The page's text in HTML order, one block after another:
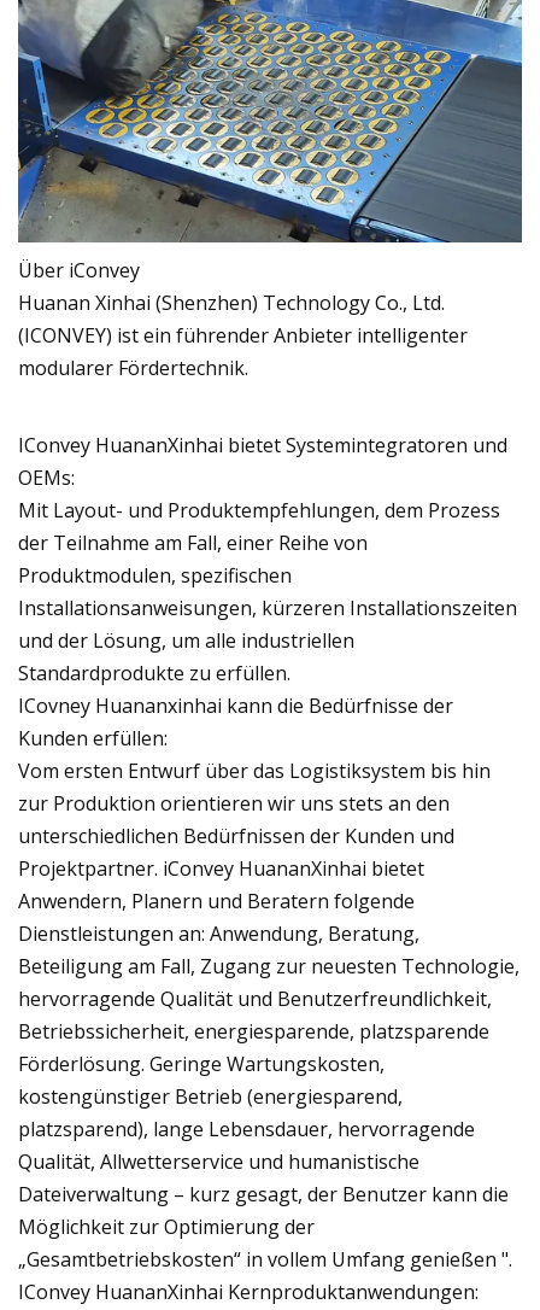
Über iConvey
Huanan Xinhai (Shenzhen) Technology Co., Ltd.
(ICONVEY) ist ein führender Anbieter intelligenter
modularer Fördertechnik.
IConvey HuananXinhai bietet Systemintegratoren und
OEMs:
Mit Layout- und Produktempfehlungen, dem Prozess
der Teilnahme am Fall, einer Reihe von
Produktmodulen, spezifischen
Installationsanweisungen, kürzeren Installationszeiten
und der Lösung, um alle industriellen
Standardprodukte zu erfüllen.
ICovney Huananxinhai kann die Bedürfnisse der
Kunden erfüllen:
Vom ersten Entwurf über das Logistiksystem bis hin
zur Produktion orientieren wir uns stets an den
unterschiedlichen Bedürfnissen der Kunden und
Projektpartner. iConvey HuananXinhai bietet
Anwendern, Planern und Beratern folgende
Dienstleistungen an: Anwendung, Beratung,
Beteiligung am Fall, Zugang zur neuesten Technologie,
hervorragende Qualität und Benutzerfreundlichkeit,
Betriebssicherheit, energiesparende, platzsparende
Förderlösung. Geringe Wartungskosten,
kostengünstiger Betrieb (energiesparend,
platzsparend), lange Lebensdauer, hervorragende
Qualität, Allwetterservice und humanistische
Dateiverwaltung – kurz gesagt, der Benutzer kann die
Möglichkeit zur Optimierung der
„Gesamtbetriebskosten“ in vollem Umfang genießen ".
IConvey HuananXinhai Kernproduktanwendungen: